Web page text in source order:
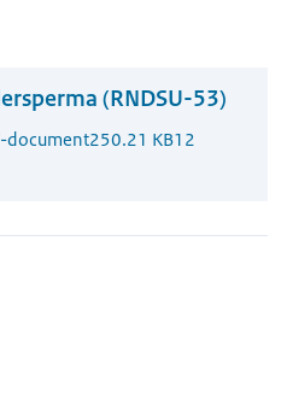
(RNDSU-53)
document250.21 KB12